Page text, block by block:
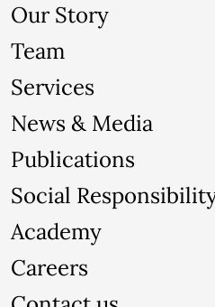
Our Story
Team
Services
News & Media
Publications
Social
Academy
Careers